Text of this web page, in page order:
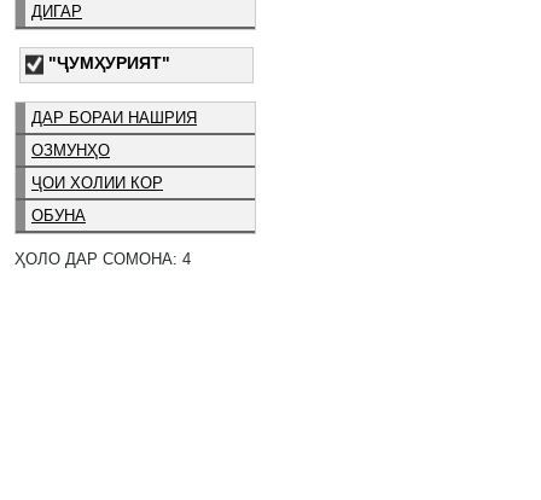
ДИГАР
"ҶУМҲУРИЯТ"
ДАР БОРАИ НАШРИЯ
ОЗМУНҲО
ҶОИ ХОЛИИ КОР
ОБУНА
ҲОЛО ДАР СОМОНА: 4